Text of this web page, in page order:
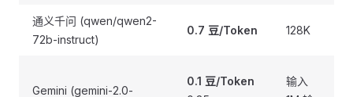
通义千问 (qwen/qwen2-
72b-instruct)
0.7 豆/Token 128K
Gemini (gemini-2.0-
0.1 豆/Token
输入